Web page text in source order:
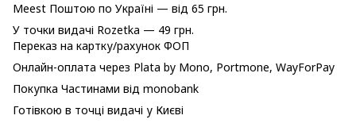
Meest Поштою по Україні — від 65 грн.
У точки видачі Rozetka — 49 грн.
Переказ на картку/рахунок ФОП
Онлайн-оплата через Plata by Mono, Portmone, WayForPay
Покупка Частинами від monobank
Готівкою в точці видачі у Києві